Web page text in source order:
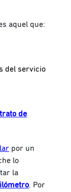
aquel que:
del servicio
de
por un
lo
la
. Por